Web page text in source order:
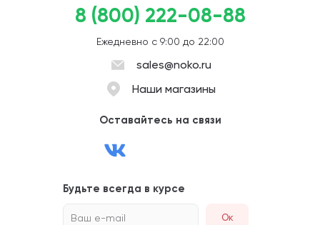
8 (800) 222-08-88
Ежедневно с 9:00 до 22:00
sales@noko.ru
Наши магазины
Оставайтесь на связи
Будьте всегда в курсе
Ваш e-mail